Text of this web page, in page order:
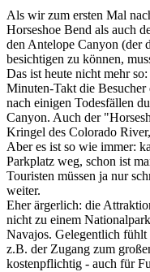
Als wir zum ersten Mal
Horseshoe Bend als auch
den Antelope Canyon (der
besichtigen zu können,
Das ist heute nicht mehr
Minuten-Takt die
nach einigen Todesfällen
Canyon. Auch der
Kringel des Colorado
Aber es ist so wie immer:
Parkplatz weg, schon ist
Touristen müssen ja nur
weiter.
Eher ärgerlich: die
nicht zu einem
Navajos. Gelegentlich fühlt
z.B. der Zugang zum
kostenpflichtig - auch für